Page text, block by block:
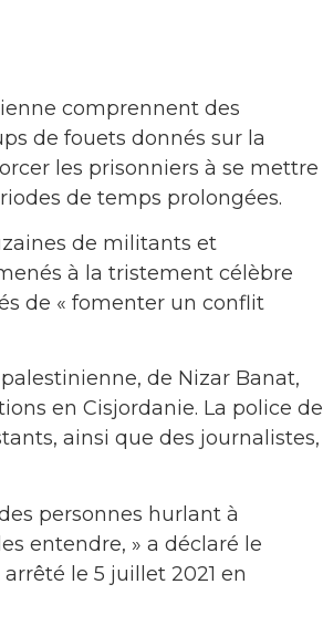
comprennent des
de fouets donnés sur la
les prisonniers à se mettre
de temps prolongées.
de militants et
à la tristement célèbre
de « fomenter un conflit
de Nizar Banat,
en Cisjordanie. La police de
ainsi que des journalistes,
personnes hurlant à
entendre, » a déclaré le
le 5 juillet 2021 en